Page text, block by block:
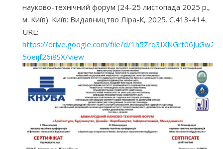
науково-технічний форум (24-25 листопада 2025 р.,
м. Київ). Київ: Видавництво Ліра-К, 2025. С.413-414.
URL:
https://drive.google.com/file/d/1h5Zrq3IXNGrt06JuGw2-
5oeijf26i8SX/view